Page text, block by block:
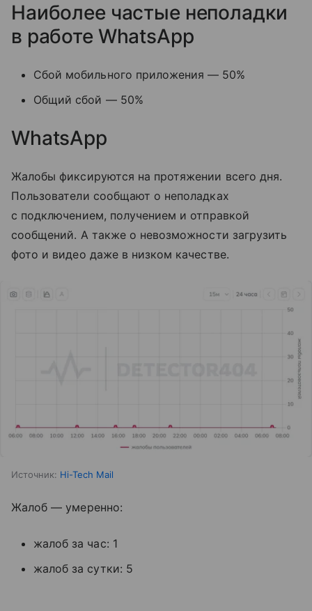
Наиболее частые неполадки
в работе WhatsApp
Сбой мобильного приложения — 50%
Общий сбой — 50%
WhatsApp
Жалобы фиксируются на протяжении всего дня.
Пользователи сообщают о неполадках
с подключением, получением и отправкой
сообщений. А также о невозможности загрузить
фото и видео даже в низком качестве.
Источник: Hi-Tech Mail
Жалоб — умеренно:
жалоб за час: 1
жалоб за сутки: 5